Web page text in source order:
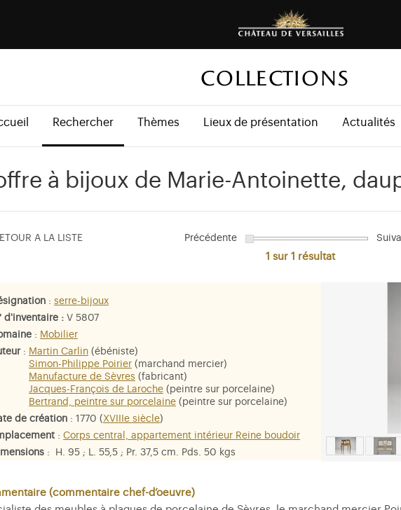
COLLECTIONS
Rechercher Thèmes Lieux de présentation Actualités
à bijoux de Marie-Antoinette,
A LA LISTE Précédente
1 sur 1 résultat
: serre-bijoux
d'inventaire : V 5807
: Mobilier
: Martin Carlin (ébéniste)
Simon-Philippe Poirier (marchand mercier)
Manufacture de Sèvres (fabricant)
Jacques-François de Laroche (peintre sur porcelaine)
Bertrand, peintre sur porcelaine (peintre sur porcelaine)
de création : 1770 ( XVIIIe siècle)
: Corps central, appartement intérieur Reine boudoir
: H. 95 ; L. 55,5 ; Pr. 37,5 cm. Pds. 50 kgs
rose, porcelaine tendre de Sèvres, bronze ciselé et doré.
(commentaire chef-d’oeuvre)